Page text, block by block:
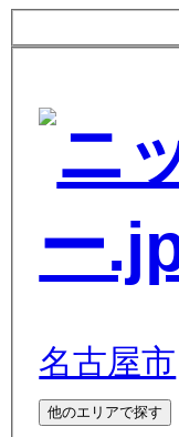
名古屋市
他のエリアで探す